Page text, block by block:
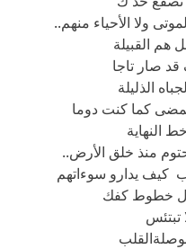
ولا الأحياء منهم..
هم القبيلة
قد صار تاجا
الذليلة
كما كنت دوما
النهاية
منذ خلق الأرض..
كيف يدارو سوءاتهم
خطوط كفك
تبتئس